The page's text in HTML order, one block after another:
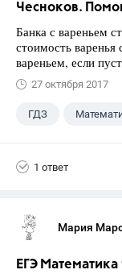
Чесноков.
Банка с вареньем
стоимость варенья
вареньем, если
27 октября 2017
ГДЗ
1 ответ
Мария
ЕГЭ